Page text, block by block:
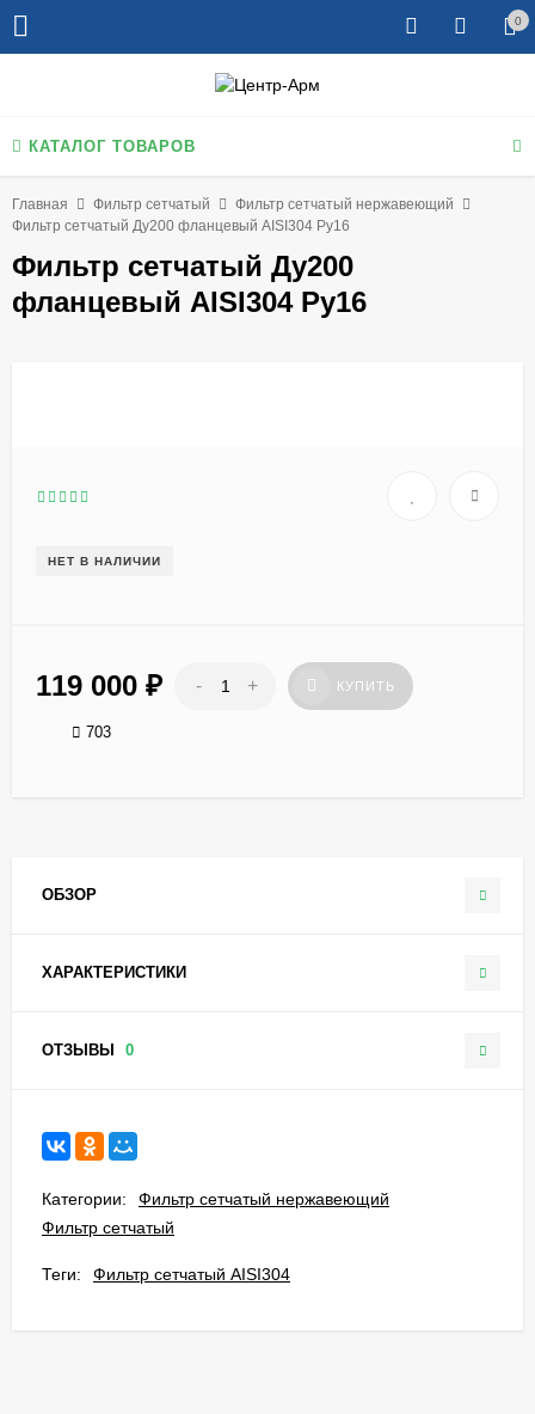
0
КАТАЛОГ ТОВАРОВ
Главная Фильтр сетчатый
Фильтр сетчатый нержавеющий
Фильтр сетчатый Ду200 фланцевый AISI304 Ру16
Фильтр сетчатый Ду200
фланцевый AISI304 Ру16
НЕТ В НАЛИЧИИ
119 000 ₽ - + КУПИТЬ
703
ОБЗОР
ХАРАКТЕРИСТИКИ
ОТЗЫВЫ 0
Категории:
Фильтр сетчатый нержавеющий
Фильтр сетчатый
Теги: Фильтр сетчатый AISI304